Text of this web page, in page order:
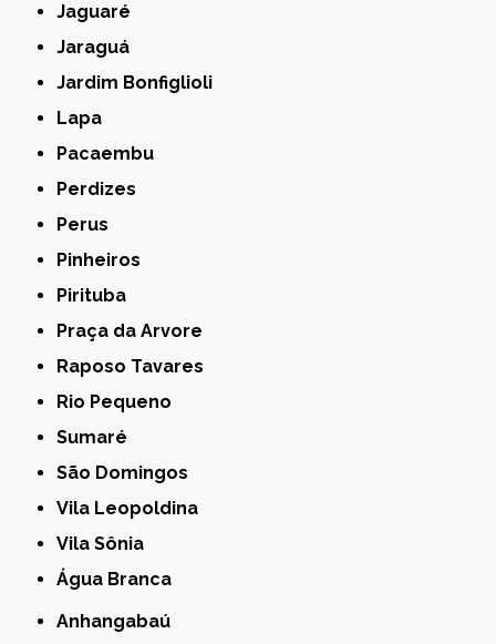
Jaguaré
Jaraguá
Jardim Bonfiglioli
Lapa
Pacaembu
Perdizes
Perus
Pinheiros
Pirituba
Praça da Arvore
Raposo Tavares
Rio Pequeno
Sumaré
São Domingos
Vila Leopoldina
Vila Sônia
Água Branca
Anhangabaú